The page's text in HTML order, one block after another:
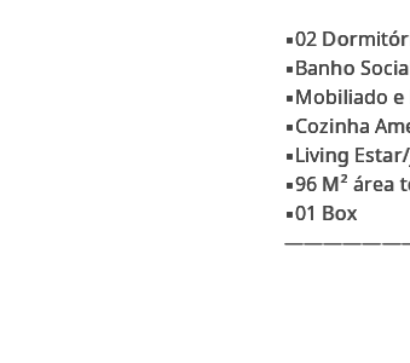
▪02
▪Banho
▪Mobiliado
▪Cozinha
▪Living
▪96 M² área
▪01 Box